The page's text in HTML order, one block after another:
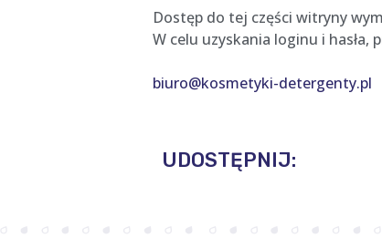
Dostęp do tej części witryny
W celu uzyskania loginu i
biuro@kosmetyki-detergenty.pl
UDOSTĘPNIJ: